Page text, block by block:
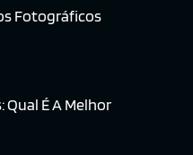
Fotográficos
Qual É A Melhor